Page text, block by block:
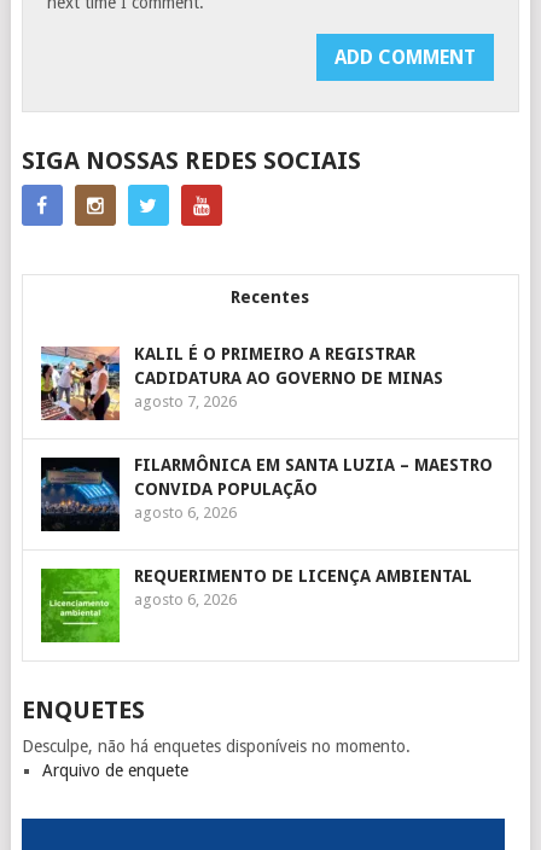
SIGA NOSSAS REDES SOCIAIS
Recentes
KALIL É O PRIMEIRO A REGISTRAR
CADIDATURA AO GOVERNO DE MINAS
agosto 7, 2026
FILARMÔNICA EM SANTA LUZIA – MAESTRO
CONVIDA POPULAÇÃO
agosto 6, 2026
REQUERIMENTO DE LICENÇA AMBIENTAL
agosto 6, 2026
ENQUETES
Desculpe, não há enquetes disponíveis no momento.
Arquivo de enquete